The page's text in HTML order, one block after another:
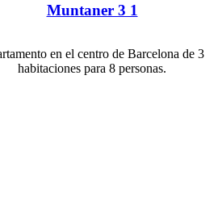
Muntaner 3 1
en el centro de Barcelona de 3
habitaciones para 8 personas.